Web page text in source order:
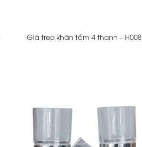
Giá treo khăn tắm 4 thanh – H008